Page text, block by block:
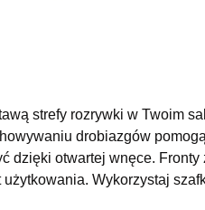
strefy rozrywki w Twoim
drobiazgów
dzięki otwartej wnęce. Fronty
Wykorzystaj